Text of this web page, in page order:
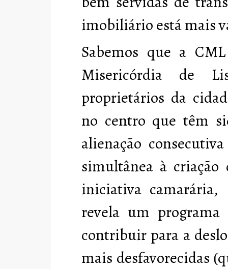
imobiliário está mais
Sabemos que a
Misericórdia de
proprietários da
no centro que têm
alienação
simultânea à criação
iniciativa
revela um
contribuir para a
mais desfavorecidas